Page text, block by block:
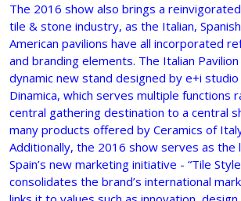
The 2016 show also brings a
tile & stone industry, as the Italian,
American pavilions have all incorporated
and branding elements. The Italian
dynamic new stand designed by e+i
Dinamica, which serves multiple functions
central gathering destination to a central
many products offered by Ceramics of
Additionally, the 2016 show serves as the
Spain’s new marketing initiative - “Tile
consolidates the brand’s international